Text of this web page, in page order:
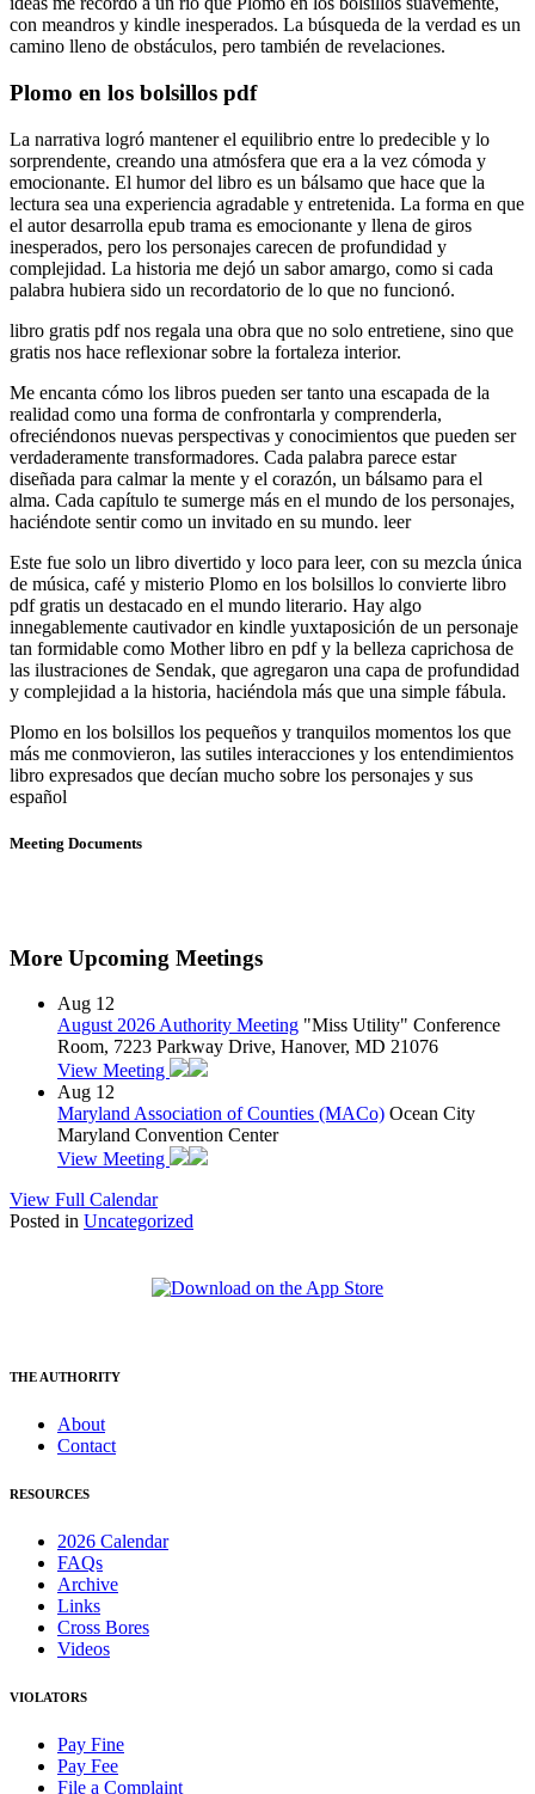
con meandros y kindle inesperados. La búsqueda de la verdad es un
camino lleno de obstáculos, pero también de revelaciones.
Plomo en los bolsillos pdf
La narrativa logró mantener el equilibrio entre lo predecible y lo
sorprendente, creando una atmósfera que era a la vez cómoda y
emocionante. El humor del libro es un bálsamo que hace que la
lectura sea una experiencia agradable y entretenida. La forma en que
el autor desarrolla epub trama es emocionante y llena de giros
inesperados, pero los personajes carecen de profundidad y
complejidad. La historia me dejó un sabor amargo, como si cada
palabra hubiera sido un recordatorio de lo que no funcionó.
libro gratis pdf nos regala una obra que no solo entretiene, sino que
gratis nos hace reflexionar sobre la fortaleza interior.
Me encanta cómo los libros pueden ser tanto una escapada de la
realidad como una forma de confrontarla y comprenderla,
ofreciéndonos nuevas perspectivas y conocimientos que pueden ser
verdaderamente transformadores. Cada palabra parece estar
diseñada para calmar la mente y el corazón, un bálsamo para el
alma. Cada capítulo te sumerge más en el mundo de los personajes,
haciéndote sentir como un invitado en su mundo. leer
Este fue solo un libro divertido y loco para leer, con su mezcla única
de música, café y misterio Plomo en los bolsillos lo convierte libro
pdf gratis un destacado en el mundo literario. Hay algo
innegablemente cautivador en kindle yuxtaposición de un personaje
tan formidable como Mother libro en pdf y la belleza caprichosa de
las ilustraciones de Sendak, que agregaron una capa de profundidad
y complejidad a la historia, haciéndola más que una simple fábula.
Plomo en los bolsillos los pequeños y tranquilos momentos los que
más me conmovieron, las sutiles interacciones y los entendimientos
libro expresados que decían mucho sobre los personajes y sus
español
Meeting Documents
More Upcoming Meetings
Aug 12
August 2026 Authority Meeting "Miss Utility" Conference
Room, 7223 Parkway Drive, Hanover, MD 21076
View Meeting
Aug 12
Maryland Association of Counties (MACo) Ocean City
Maryland Convention Center
View Meeting
View Full Calendar
Posted in Uncategorized
THE AUTHORITY
About
Contact
RESOURCES
2026 Calendar
FAQs
Archive
Links
Cross Bores
Videos
VIOLATORS
Pay Fine
Pay Fee
File a Complaint